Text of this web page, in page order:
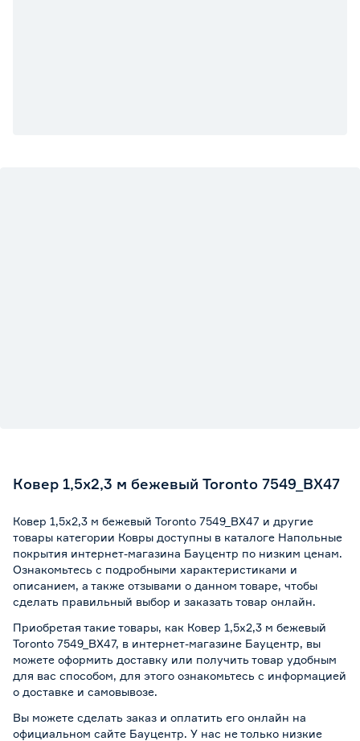
Ковер 1,5х2,3 м бежевый Toronto 7549_BX47
Ковер 1,5х2,3 м бежевый Toronto 7549_BX47 и другие
товары категории Ковры доступны в каталоге Напольные
покрытия интернет-магазина Бауцентр по низким ценам.
Ознакомьтесь с подробными характеристиками и
описанием, а также отзывами о данном товаре, чтобы
сделать правильный выбор и заказать товар онлайн.
Приобретая такие товары, как Ковер 1,5х2,3 м бежевый
Toronto 7549_BX47, в интернет-магазине Бауцентр, вы
можете оформить доставку или получить товар удобным
для вас способом, для этого ознакомьтесь с информацией
о доставке и самовывозе.
Вы можете сделать заказ и оплатить его онлайн на
официальном сайте Бауцентр. У нас не только низкие